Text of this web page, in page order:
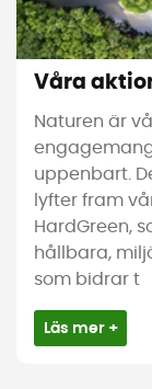
Våra
Naturen är
uppenbart.
lyfter fram
HardGreen,
hållbara,
som bidrar t
Läs mer +